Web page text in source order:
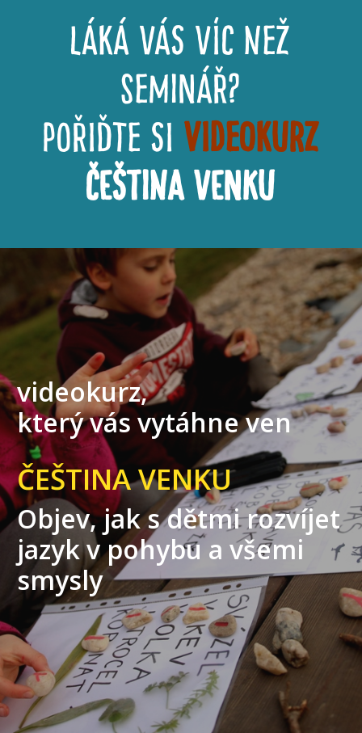
láká vás víc než
seminář?
pořiďte si VIDEOKURZ
ČEŠTINA venku
videokurz,
který vás vytáhne ven
ČEŠTINA VENKU
Objev, jak s dětmi rozvíjet
jazyk v pohybu a všemi
smysly